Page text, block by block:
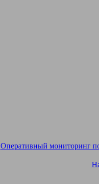
Оперативный мониторинг